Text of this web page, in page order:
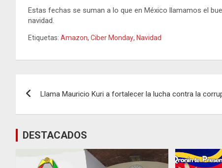
Estas fechas se suman a lo que en México llamamos el
navidad.
Etiquetas: Amazon, Ciber Monday, Navidad
entradas
Llama Mauricio Kuri a fortalecer la lucha contra la
DESTACADOS